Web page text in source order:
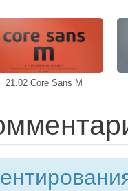
21.02 Core Sans M